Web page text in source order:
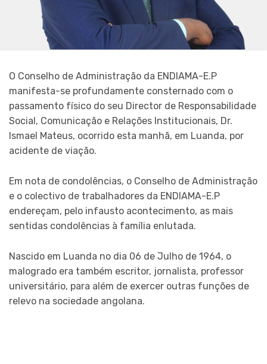
O Conselho de Administração da ENDIAMA-E.P
manifesta-se profundamente consternado com o
passamento físico do seu Director de Responsabilidade
Social, Comunicação e Relações Institucionais, Dr.
Ismael Mateus, ocorrido esta manhã, em Luanda, por
acidente de viação.
Em nota de condolências, o Conselho de Administração
e o colectivo de trabalhadores da ENDIAMA-E.P
endereçam, pelo infausto acontecimento, as mais
sentidas condolências à família enlutada.
Nascido em Luanda no dia 06 de Julho de 1964, o
malogrado era também escritor, jornalista, professor
universitário, para além de exercer outras funções de
relevo na sociedade angolana.